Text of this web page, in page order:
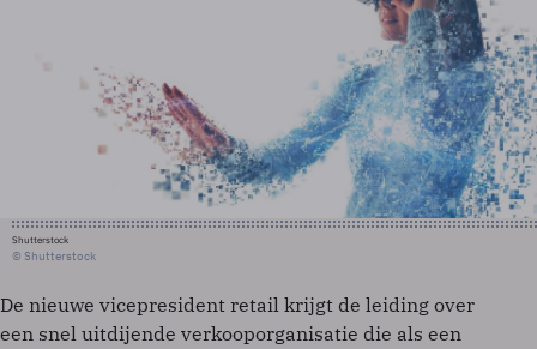
Shutterstock
© Shutterstock
De nieuwe vicepresident retail krijgt de leiding over
een snel uitdijende verkooporganisatie die als een